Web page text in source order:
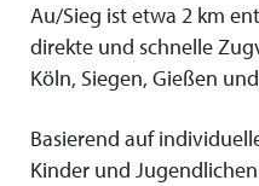
Au/Sieg ist etwa 2 km
direkte und schnelle
Köln, Siegen, Gießen
Basierend auf
Kinder und